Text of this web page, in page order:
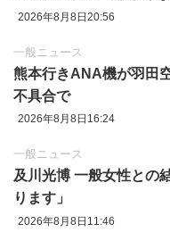
2026年8月8日20:56
一般ニュース
熊本行きANA機が羽田
不具合で
2026年8月8日16:24
一般ニュース
及川光博 一般女性との
ります」
2026年8月8日11:46